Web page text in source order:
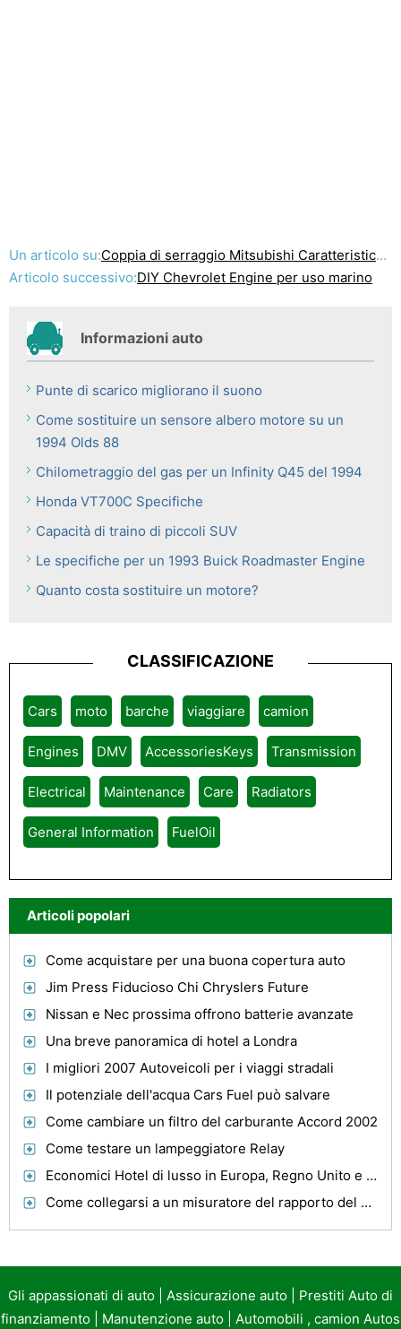
Un articolo su:Coppia di serraggio Mitsubishi Caratteristiche tecniche della ghiera di serraggio
Articolo successivo:DIY Chevrolet Engine per uso marino
Informazioni auto
Punte di scarico migliorano il suono
Come sostituire un sensore albero motore su un
1994 Olds 88
Chilometraggio del gas per un Infinity Q45 del 1994
Honda VT700C Specifiche
Capacità di traino di piccoli SUV
Le specifiche per un 1993 Buick Roadmaster Engine
Quanto costa sostituire un motore?
CLASSIFICAZIONE
Cars moto barche viaggiare camion
Engines DMV AccessoriesKeys Transmission
Electrical Maintenance Care Radiators
General Information FuelOil
Articoli popolari
Come acquistare per una buona copertura auto
Jim Press Fiducioso Chi Chryslers Future
Nissan e Nec prossima offrono batterie avanzate
Una breve panoramica di hotel a Londra
I migliori 2007 Autoveicoli per i viaggi stradali
Il potenziale dell'acqua Cars Fuel può salvare
Come cambiare un filtro del carburante Accord 2002
Come testare un lampeggiatore Relay
Economici Hotel di lusso in Europa, Regno Unito e altri Paesi. - The Truth
Come collegarsi a un misuratore del rapporto del carburante dellaria
Gli appassionati di auto Assicurazione auto
Prestiti Auto di
finanziamento
Manutenzione auto Automobili , camion Autos